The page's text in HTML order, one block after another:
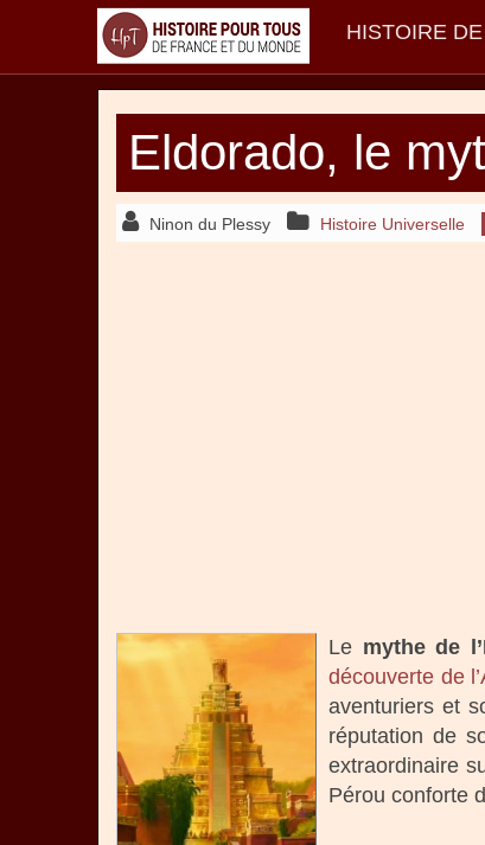
HISTOIRE
Eldorado, le
Ninon du Plessy Histoire Universelle
Le mythe de
découverte de
aventuriers et
réputation de
extraordinaire
Pérou conforte